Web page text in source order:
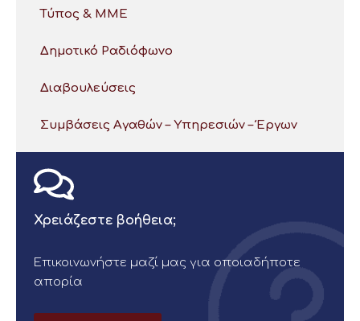
Τύπος & ΜΜΕ
Δημοτικό Ραδιόφωνο
Διαβουλεύσεις
Συμβάσεις Αγαθών – Υπηρεσιών – Έργων
Χρειάζεστε βοήθεια;
Επικοινωνήστε μαζί μας για οποιαδήποτε
απορία